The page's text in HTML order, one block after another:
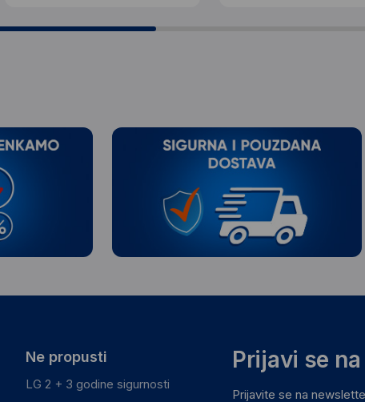
Ne propusti
LG 2 + 3 godine sigurnosti
Prijavi se
Prijavite se na